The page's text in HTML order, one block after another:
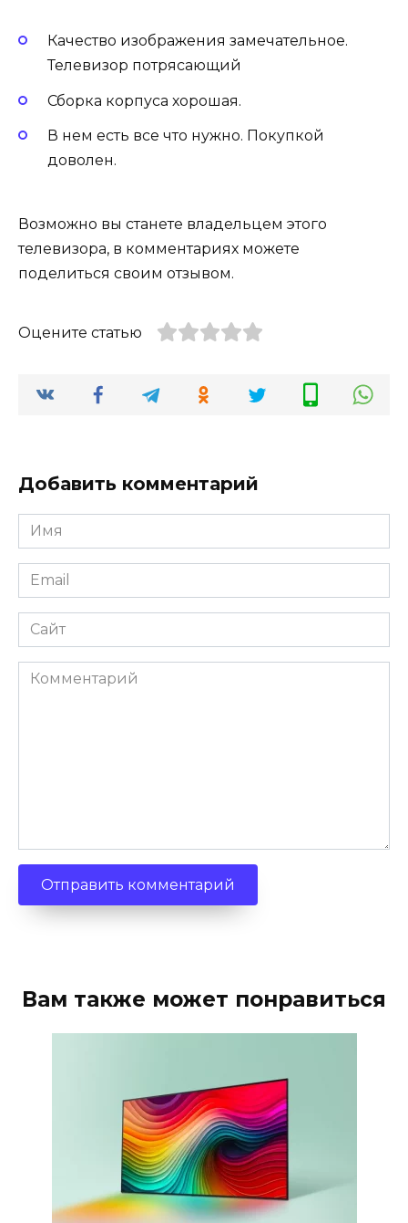
Качество изображения замечательное.
Телевизор потрясающий
Сборка корпуса хорошая.
В нем есть все что нужно. Покупкой
доволен.
Возможно вы станете владельцем этого
телевизора, в комментариях можете
поделиться своим отзывом.
Оцените статью
Добавить комментарий
Имя
Email
Сайт
Комментарий
Вам также может понравиться